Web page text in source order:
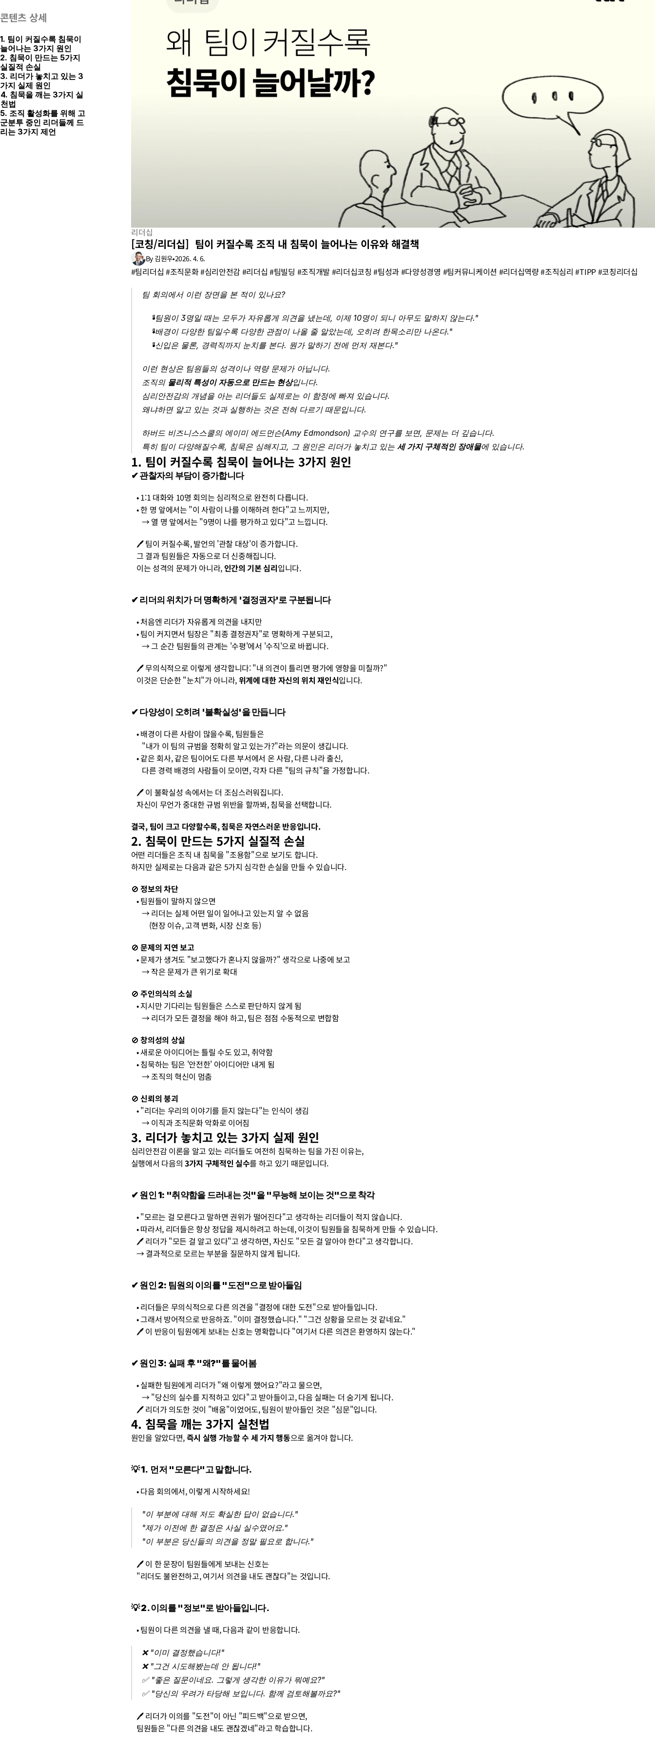
콘텐츠 상세
1. 팀이 커질수록 침묵이
늘어나는 3가지 원인
2. 침묵이 만드는 5가지
실질적 손실
3. 리더가 놓치고 있는 3
가지 실제 원인
4. 침묵을 깨는 3가지 실
천법
5. 조직 활성화를 위해 고
군분투 중인 리더들께 드
리는 3가지 제언
리더십
[코칭/리더십]  팀이 커질수록 조직 내 침묵이 늘어나는 이유와 해결책
By 김원우•2026. 4. 6.
#팀리더십 #조직문화 #심리안전감 #리더십 #팀빌딩 #조직개발 #리더십코칭 #팀성과 #다양성경영 #팀커뮤니케이션 #리더십역량 #조직심리 #TIPP #코칭리더십
팀 회의에서 이런 장면을 본 적이 있나요?
"팀원이 3명일 때는 모두가 자유롭게 의견을 냈는데, 이제 10명이 되니 아무도 말하지 않는다."
"배경이 다양한 팀일수록 다양한 관점이 나올 줄 알았는데, 오히려 한목소리만 나온다."
"신입은 물론, 경력직까지 눈치를 본다. 뭔가 말하기 전에 먼저 재본다."
이런 현상은 팀원들의 성격이나 역량 문제가 아닙니다.
조직의 물리적 특성이 자동으로 만드는 현상입니다.
심리안전감의 개념을 아는 리더들도 실제로는 이 함정에 빠져 있습니다.
왜냐하면 알고 있는 것과 실행하는 것은 전혀 다르기 때문입니다.
하버드 비즈니스스쿨의 에이미 에드먼슨(Amy Edmondson) 교수의 연구를 보면, 문제는 더 깊습니다.
특히 팀이 다양해질수록, 침묵은 심해지고, 그 원인은 리더가 놓치고 있는 세 가지 구체적인 장애물에 있습니다.
1. 팀이 커질수록 침묵이 늘어나는 3가지 원인
✔︎ 관찰자의 부담이 증가합니다
   • 1:1 대화와 10명 회의는 심리적으로 완전히 다릅니다.
   • 한 명 앞에서는 "이 사람이 나를 이해하려 한다"고 느끼지만,
      → 열 명 앞에서는 "9명이 나를 평가하고 있다"고 느낍니다.
   🖊️ 팀이 커질수록, 발언의 '관찰 대상'이 증가합니다.
   그 결과 팀원들은 자동으로 더 신중해집니다.
   이는 성격의 문제가 아니라,
인간의 기본 심리입니다.
✔︎ 리더의 위치가 더 명확하게 '결정권자'로 구분됩니다
   • 처음엔 리더가 자유롭게 의견을 내지만
   • 팀이 커지면서 팀장은 "최종 결정권자"로 명확하게 구분되고,
      → 그 순간 팀원들의 관계는 '수평'에서 '수직'으로 바뀝니다.
   🖊️ 무의식적으로 이렇게 생각합니다: "내 의견이 틀리면 평가에 영향을 미칠까?"
   이것은 단순한 "눈치"가 아니라,
위계에 대한 자신의 위치 재인식입니다.
✔︎ 다양성이 오히려 '불확실성'을 만듭니다
   • 배경이 다른 사람이 많을수록, 팀원들은
      "내가 이 팀의 규범을 정확히 알고 있는가?"라는 의문이 생깁니다.
   • 같은 회사, 같은 팀이어도 다른 부서에서 온 사람, 다른 나라 출신,
      다른 경력 배경의 사람들이 모이면, 각자 다른 "팀의 규칙"을 가정합니다.
   🖊️ 이 불확실성 속에서는 더 조심스러워집니다.
   자신이 무언가 중대한 규범 위반을 할까봐, 침묵을 선택합니다.
결국, 팀이 크고 다양할수록, 침묵은 자연스러운 반응입니다.
2. 침묵이 만드는 5가지 실질적 손실
어떤 리더들은 조직 내 침묵을 "조용함"으로 보기도 합니다.
하지만 실제로는 다음과 같은 5가지 심각한 손실을 만들 수 있습니다.
🚫 정보의 차단
   • 팀원들이 말하지 않으면
      → 리더는 실제 어떤 일이 일어나고 있는지 알 수 없음
          (현장 이슈, 고객 변화, 시장 신호 등)
🚫 문제의 지연 보고
   • 문제가 생겨도 "보고했다가 혼나지 않을까?" 생각으로 나중에 보고
      → 작은 문제가 큰 위기로 확대
🚫 주인의식의 소실
   • 지시만 기다리는 팀원들은 스스로 판단하지 않게 됨
      → 리더가 모든 결정을 해야 하고, 팀은 점점 수동적으로 변합함
🚫 창의성의 상실
   • 새로운 아이디어는 틀릴 수도 있고, 취약함
   • 침묵하는 팀은 '안전한' 아이디어만 내게 됨
      → 조직의 혁신이 멈춤
🚫 신뢰의 붕괴
   • "리더는 우리의 이야기를 듣지 않는다"는 인식이 생김
      → 이직과 조직문화 악화로 이어짐
3. 리더가 놓치고 있는 3가지 실제 원인
심리안전감 이론을 알고 있는 리더들도 여전히 침묵하는 팀을 가진 이유는,
실행에서 다음의 3가지 구체적인 실수를 하고 있기 때문입니다.
✔︎ 원인 1: "취약함을 드러내는 것"을 "무능해 보이는 것"으로 착각
   • "모르는 걸 모른다고 말하면 권위가 떨어진다"고 생각하는 리더들이 적지 않습니다.
   • 따라서, 리더들은 항상 정답을 제시하려고 하는데, 이것이 팀원들을 침묵하게 만들 수 있습니다.
   🖊️ 리더가 "모든 걸 알고 있다"고 생각하면, 자신도 "모든 걸 알아야 한다"고 생각합니다.
   → 결과적으로 모르는 부분을 질문하지 않게 됩니다.
✔︎ 원인 2: 팀원의 이의를 "도전"으로 받아들임
   • 리더들은 무의식적으로 다른 의견을 "결정에 대한 도전"으로 받아들입니다.
   • 그래서 방어적으로 반응하죠. "이미 결정했습니다." "그건 상황을 모르는 것 같네요."
   🖊️ 이 반응이 팀원에게 보내는 신호는 명확합니다 "여기서 다른 의견은 환영하지 않는다."
✔︎ 원인 3: 실패 후 "왜?"를 물어봄
   • 실패한 팀원에게 리더가 "왜 이렇게 했어요?"라고 물으면,
      → "당신의 실수를 지적하고 있다"고 받아들이고, 다음 실패는 더 숨기게 됩니다.
   🖊️ 리더가 의도한 것이 "배움"이었어도, 팀원이 받아들인 것은 "심문"입니다.
4. 침묵을 깨는 3가지 실천법
원인을 알았다면, 즉시 실행 가능할 수 세 가지 행동으로 옮겨야 합니다.
💡 1.  먼저 "모른다"고 말합니다.
   • 다음 회의에서, 이렇게 시작하세요!
"이 부분에 대해 저도 확실한 답이 없습니다."
"제가 이전에 한 결정은 사실 실수였어요."
"이 부분은 당신들의 의견을 정말 필요로 합니다."
   🖊️ 이 한 문장이 팀원들에게 보내는 신호는
   "리더도 불완전하고, 여기서 의견을 내도 괜찮다"는 것입니다.
💡 2. 이의를 "정보"로 받아들입니다.
   • 팀원이 다른 의견을 낼 때, 다음과 같이 반응합니다.
❌ "이미 결정했습니다!"
❌ "그건 시도해봤는데 안 됩니다!"
✅ "좋은 질문이네요. 그렇게 생각한 이유가 뭐예요?"
✅ "당신의 우려가 타당해 보입니다. 함께 검토해볼까요?"
   🖊️ 리더가 이의를 "도전"이 아닌 "피드백"으로 받으면,
   팀원들은 "다른 의견을 내도 괜찮겠네"라고 학습합니다.